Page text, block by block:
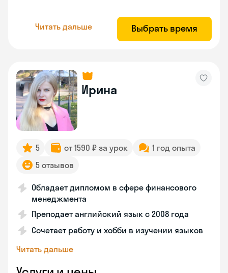
Читать дальше Выбрать время
Ирина
5 от 1590 ₽ за урок
1 год опыта
5 отзывов
Обладает дипломом в сфере финансового
менеджмента
Преподает английский язык с 2008 года
Сочетает работу и хобби в изучении языков
Читать дальше